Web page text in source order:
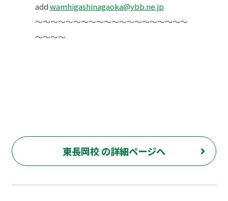
addwamhigashinagaoka@ybb.ne.jp
～～～～～～～～～～～～～～～～～～～～
～～～～
東長岡校 の詳細ページへ